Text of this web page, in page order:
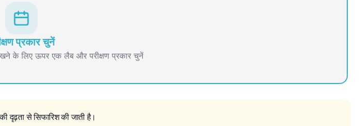
प्रकार चुनें
के लिए ऊपर एक लैब और परीक्षण प्रकार चुनें
दृढ़ता से सिफारिश की जाती है।